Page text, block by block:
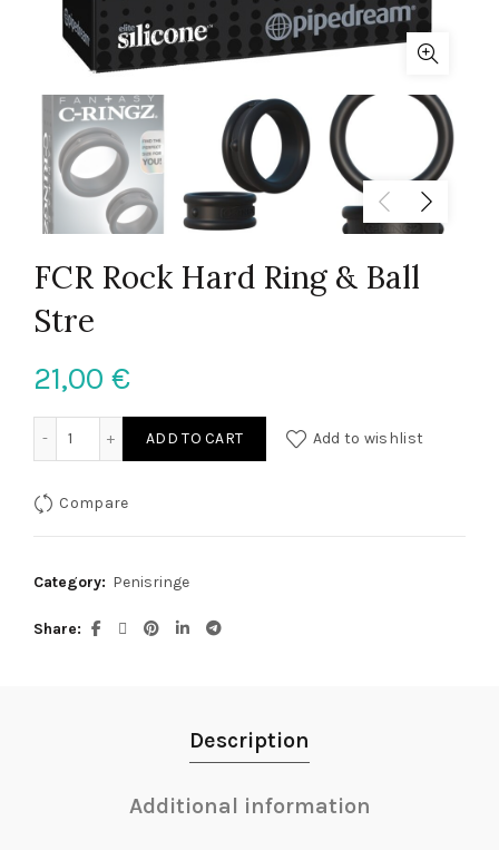
FCR Rock Hard Ring & Ball
Stre
21,00 €
FCR Rock Hard Ring & Ball Stre quantity
ADD TO CART Add to wishlist
Compare
Category: Penisringe
Share
Description
Additional information